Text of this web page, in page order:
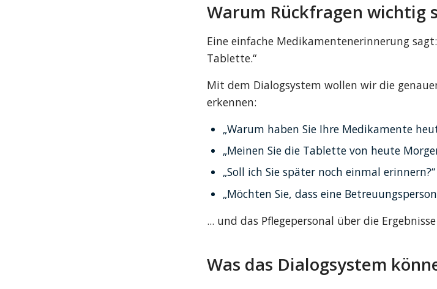
Warum Rückfragen wichtig
Eine einfache Medikamentenerinnerung
Tablette.“
Mit dem Dialogsystem wollen wir die
erkennen:
„Warum haben Sie Ihre Medikamente
„Meinen Sie die Tablette von heute
„Soll ich Sie später noch einmal erinnern?“
„Möchten Sie, dass eine
... und das Pflegepersonal über die
Was das Dialogsystem